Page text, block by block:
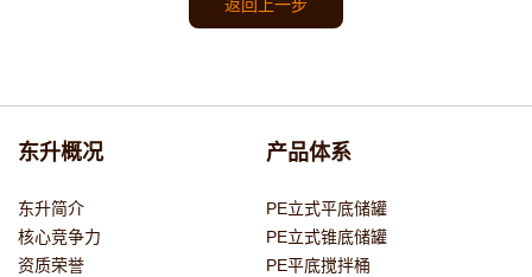
返回上一步
东升概况
东升简介
核心竞争力
资质荣誉
产品体系
PE立式平底储罐
PE立式锥底储罐
PE平底搅拌桶